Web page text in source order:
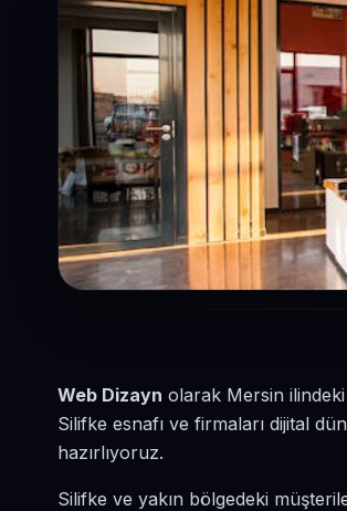
Web Dizayn olarak Mersin
Silifke esnafı ve firmaları dijital
hazırlıyoruz.
Silifke ve yakın bölgedeki